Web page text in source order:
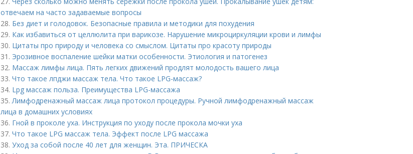
отвечаем на часто задаваемые вопросы
28. Без диет и голодовок. Безопасные правила и методики для похудения
29. Как избавиться от целлюлита при варикозе. Нарушение микроциркуляции крови и лимфы
30. Цитаты про природу и человека со смыслом. Цитаты про красоту природы
31. Эрозивное воспаление шейки матки особенности. Этиология и патогенез
32. Массаж лимфы лица. Пять легких движений продлят молодость вашего лица
33. Что такое лпджи массаж тела. Что такое LPG-массаж?
34. Lpg массаж польза. Преимущества LPG-массажа
35.Лимфодренажный массаж лица протокол процедуры. Ручной лимфодренажный массаж
лица в домашних условиях
36. Гной в проколе уха. Инструкция по уходу после прокола мочки уха
37. Что такое LPG массаж тела. Эффект после LPG массажа
38. Уход за собой после 40 лет для женщин. Эта. ПРИЧЕСКА